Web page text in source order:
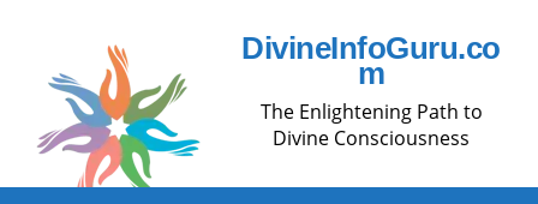
DivineInfoGuru.co
m
The Enlightening Path to
Divine Consciousness